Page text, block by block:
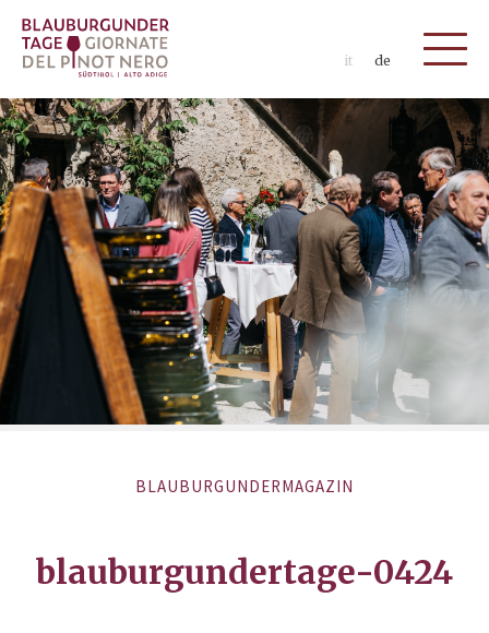
it de
BLAUBURGUNDERMAGAZIN
blauburgundertage-0424